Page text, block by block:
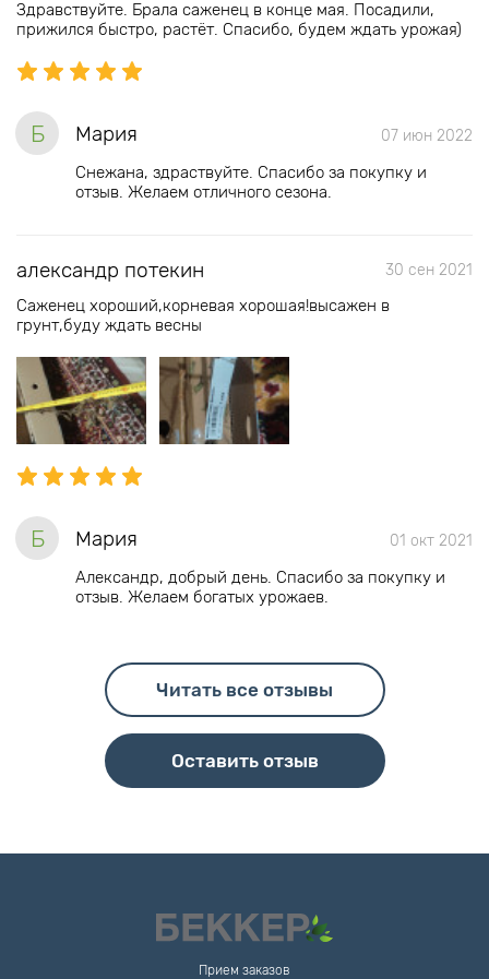
Здравствуйте. Брала саженец в конце мая. Посадили,
прижился быстро, растёт. Спасибо, будем ждать урожая)
Б Мария 07 июн 2022
Снежана, здраствуйте. Спасибо за покупку и
отзыв. Желаем отличного сезона.
александр потекин 30 сен 2021
Саженец хороший,корневая хорошая!высажен в
грунт,буду ждать весны
Б Мария 01 окт 2021
Александр, добрый день. Спасибо за покупку и
отзыв. Желаем богатых урожаев.
Читать все отзывы
Оставить отзыв
Прием заказов